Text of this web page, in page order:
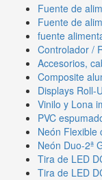
Fuente de
Fuente de
fuente
Controlador /
Accesorios,
Composite
Displays Roll-
Vinilo y Lona
PVC
Neón Flexible
Neón Duo-2ª
Tira de LED
Tira de LED